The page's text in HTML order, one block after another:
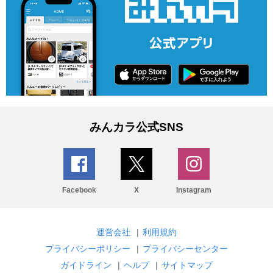
みんカラ公式SNS
Facebook X Instagram
運営会社 | 利用規約
プライバシーポリシー
| プライバシーセンター
ガイドライン
| ヘルプ | サイトマップ